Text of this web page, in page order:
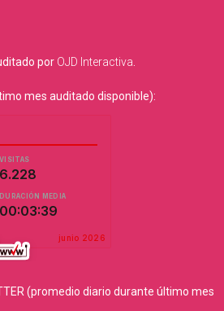
por OJD Interactiva.
mes auditado disponible):
(promedio diario durante último mes